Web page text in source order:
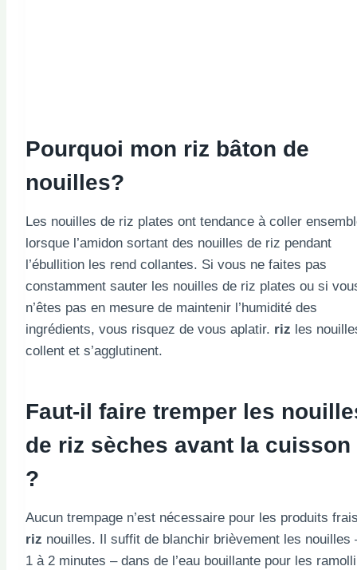
Pourquoi mon riz bâton de
nouilles?
Les nouilles de riz plates ont tendance à coller
lorsque l’amidon sortant des nouilles de riz pendant
l’ébullition les rend collantes. Si vous ne faites pas
constamment sauter les nouilles de riz plates ou si
n’êtes pas en mesure de maintenir l’humidité des
ingrédients, vous risquez de vous aplatir. riz les
collent et s’agglutinent.
Faut-il faire tremper les
de riz sèches avant la cuisson
?
Aucun trempage n’est nécessaire pour les produits
riz nouilles. Il suffit de blanchir brièvement les nouilles
1 à 2 minutes – dans de l’eau bouillante pour les